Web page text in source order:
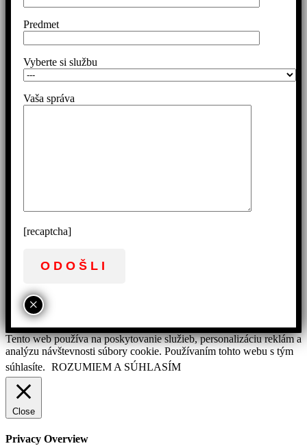
Predmet
Vyberte si službu
Vaša správa
[recaptcha]
×
Tento web používa na poskytovanie služieb, personalizáciu reklám a
analýzu návštevnosti súbory cookie. Používaním tohto webu s tým
súhlasíte. ROZUMIEM A SÚHLASÍM
Close
Privacy Overview